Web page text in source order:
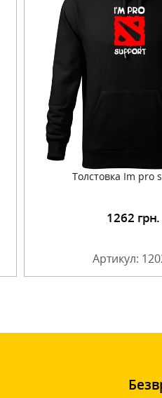
Толстовка Im pro
1262 грн.
Артикул: